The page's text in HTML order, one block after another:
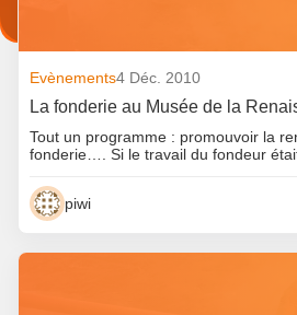
Evènements4 Déc. 2010
La fonderie au Musée de la
Tout un programme : promouvoir la
fonderie…. Si le travail du fondeur
piwi